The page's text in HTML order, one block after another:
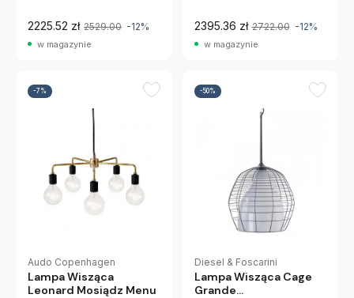
2225.52 zł 2529.00 -12%
w magazynie
2395.36 zł 2722.00 -12%
w magazynie
-7%
Audo Copenhagen
Lampa Wisząca
Leonard Mosiądz Menu
-50%
Diesel & Foscarini
Lampa Wisząca Cage
Grande